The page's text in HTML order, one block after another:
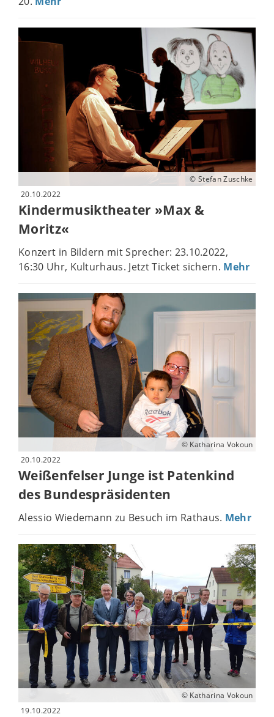
© Stefan Zuschke
20.10.2022
Kindermusiktheater »Max &
Moritz«
Konzert in Bildern mit Sprecher: 23.10.2022,
16:30 Uhr, Kulturhaus. Jetzt Ticket sichern. Mehr
© Katharina Vokoun
20.10.2022
Weißenfelser Junge ist Patenkind
des Bundespräsidenten
Alessio Wiedemann zu Besuch im Rathaus. Mehr
© Katharina Vokoun
19.10.2022